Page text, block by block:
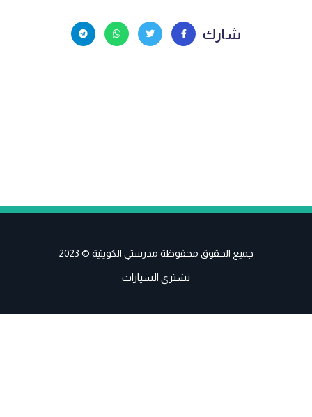
شارك
جميع الحقوق محفوظة مدرستي الكويتية © 2023
نشتري السيارات